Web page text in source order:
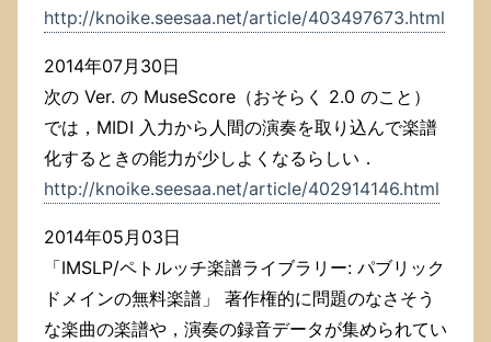
http://knoike.seesaa.net/article/403497673.html
2014年07月30日
次の Ver. の MuseScore（おそらく 2.0 のこと）
では，MIDI 入力から人間の演奏を取り込んで楽譜
化するときの能力が少しよくなるらしい．
http://knoike.seesaa.net/article/402914146.html
2014年05月03日
「IMSLP/ペトルッチ楽譜ライブラリー: パブリック
ドメインの無料楽譜」 著作権的に問題のなさそう
な楽曲の楽譜や，演奏の録音データが集められてい